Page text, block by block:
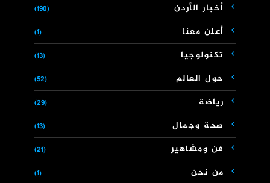
أخبار الأردن (190)
أعلن معنا (1)
تكنولوجيا (13)
حول العالم (52)
رياضة (29)
صحة وجمال (13)
فن ومشاهير (21)
من نحن (1)